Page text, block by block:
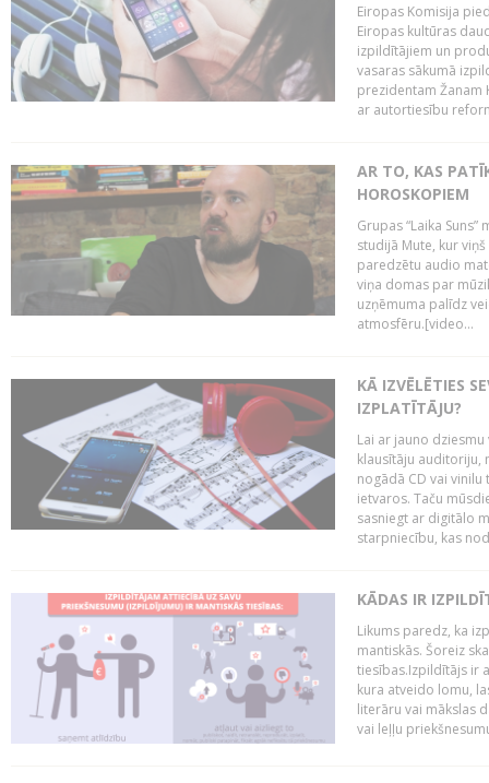
Eiropas Komisija
Eiropas kultūras
izpildītājiem un
vasaras sākumā
prezidentam Žanam
ar autortiesību
AR TO, KAS
HOROSKOPIEM
Grupas “Laika
studijā Mute, kur
paredzētu audio
viņa domas par
uzņēmuma palīdz
atmosfēru.[video...
KĀ IZVĒLĒTIES
IZPLATĪTĀJU?
Lai ar jauno
klausītāju auditoriju,
nogādā CD vai
ietvaros. Taču
sasniegt ar digitālo
starpniecību, kas
KĀDAS IR
Likums paredz, ka
mantiskās. Šoreiz
tiesības.Izpildītājs ir
kura atveido lomu,
literāru vai mākslas
vai leļļu